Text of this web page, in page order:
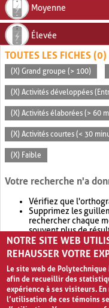
Moyenne
Élevée
TOUTES LES FICHES (0)
(X) Grand groupe (> 100)
(X) Activités développées
(X) Activités élaborées (> 60
(X) Activités courtes (< 30
(X) Faible
Votre recherche n'a
Vérifiez que
Supprimez les
rechercher chaque
souvent plus de
Envisagez d'élargir
retournera souvent
NOTRE SITE WEB
REHAUSSER VOTRE
Le site web de
afin de recueillir des
expérience à ses visiteurs.
l’utilisation de ces témoins